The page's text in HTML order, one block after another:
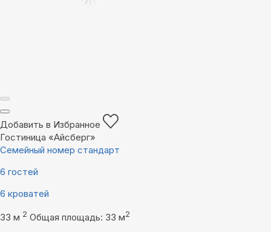
Добавить в Избранное
Гостиница «Айсберг»
Семейный номер стандарт
6 гостей
6 кроватей
33 м 2 Общая площадь: 33 м2